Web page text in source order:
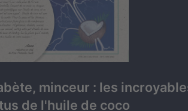
minceur : les
de l'huile de coco